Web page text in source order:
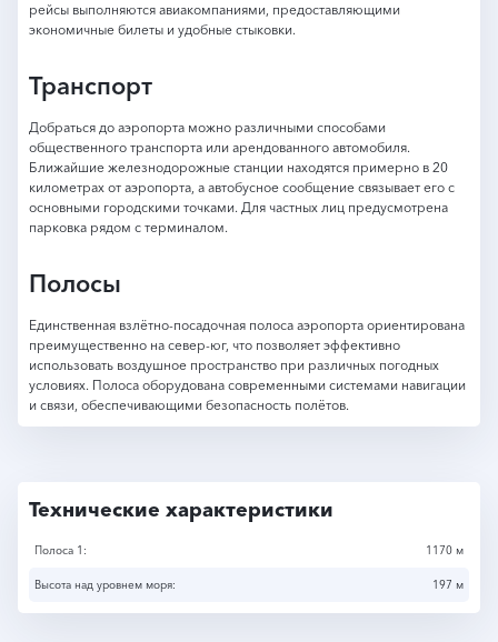
рейсы выполняются авиакомпаниями, предоставляющими
экономичные билеты и удобные стыковки.
Транспорт
Добраться до аэропорта можно различными способами
общественного транспорта или арендованного автомобиля.
Ближайшие железнодорожные станции находятся примерно в 20
километрах от аэропорта, а автобусное сообщение связывает его с
основными городскими точками. Для частных лиц предусмотрена
парковка рядом с терминалом.
Полосы
Единственная взлётно-посадочная полоса аэропорта ориентирована
преимущественно на север-юг, что позволяет эффективно
использовать воздушное пространство при различных погодных
условиях. Полоса оборудована современными системами навигации
и связи, обеспечивающими безопасность полётов.
Технические характеристики
Полоса 1: 1170 м
Высота над уровнем моря: 197 м